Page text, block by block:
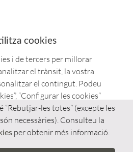
cookies
i de tercers per millorar
el trànsit, la vostra
el contingut. Podeu
“Configurar les cookies”
“Rebutjar-les totes” (excepte les
necessàries). Consulteu la
per obtenir més informació.